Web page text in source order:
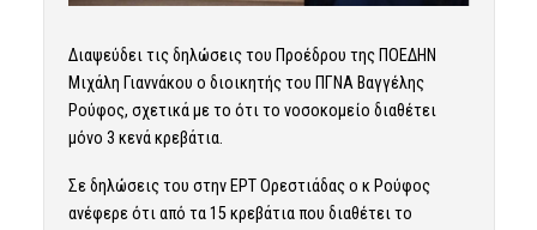
Διαψεύδει τις δηλώσεις του Προέδρου της ΠΟΕΔΗΝ
Μιχάλη Γιαννάκου ο διοικητής του ΠΓΝΑ Βαγγέλης
Ρούφος, σχετικά με το ότι το νοσοκομείο διαθέτει
μόνο 3 κενά κρεβάτια.
Σε δηλώσεις του στην ΕΡΤ Ορεστιάδας ο κ Ρούφος
ανέφερε ότι από τα 15 κρεβάτια που διαθέτει το